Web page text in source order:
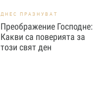
ДНЕС ПРАЗНУВАТ
Преображение Господне:
Какви са поверията за
този свят ден